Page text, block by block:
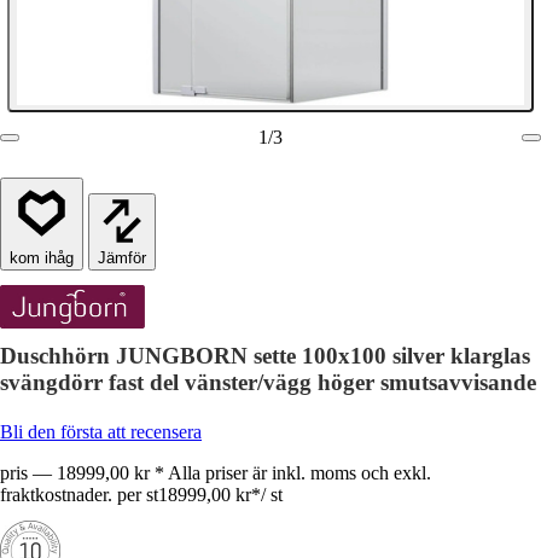
1/3
Jämför
Duschhörn JUNGBORN sette 100x100 silver klarglas
svängdörr fast del vänster/vägg höger smutsavvisande
Bli den första att recensera
pris — 18999,00 kr * Alla priser är inkl. moms och exkl.
fraktkostnader. per st18999,00 kr*/ st